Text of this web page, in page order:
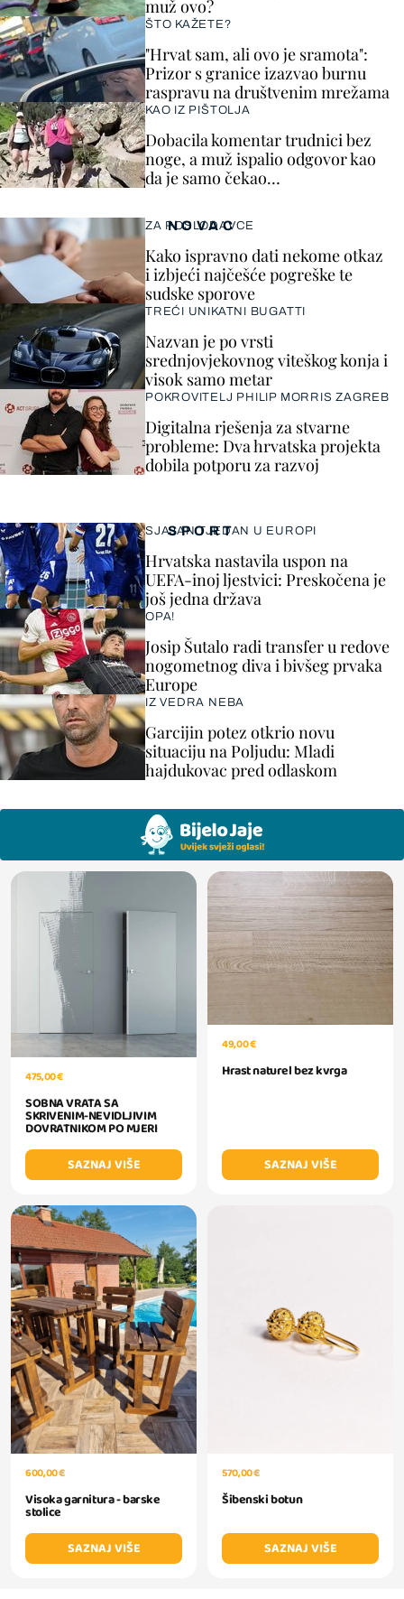
muž ovo?
ŠTO KAŽETE?
"Hrvat sam, ali ovo je sramota":
Prizor s granice izazvao burnu
raspravu na društvenim mrežama
KAO IZ PIŠTOLJA
Dobacila komentar trudnici bez
noge, a muž ispalio odgovor kao
da je samo čekao…
SPORT
SJAJAN TJEDAN U EUROPI
Hrvatska nastavila uspon na
UEFA-inoj ljestvici: Preskočena je
još jedna država
OPA!
Josip Šutalo radi transfer u redove
nogometnog diva i bivšeg prvaka
Europe
IZ VEDRA NEBA
Garcijin potez otkrio novu
situaciju na Poljudu: Mladi
hajdukovac pred odlaskom
NOVAC
ZA POSLODAVCE
Kako ispravno dati nekome otkaz
i izbjeći najčešće pogreške te
sudske sporove
TREĆI UNIKATNI BUGATTI
Nazvan je po vrsti
srednjovjekovnog viteškog konja i
visok samo metar
POKROVITELJ PHILIP MORRIS ZAGREB
Digitalna rješenja za stvarne
probleme: Dva hrvatska projekta
dobila potporu za razvoj
475,00 €
SOBNA VRATA SA
SKRIVENIM-NEVIDLJIVIM
DOVRATNIKOM PO MJERI
SAZNAJ VIŠE
49,00 €
Hrast naturel bez kvrga
SAZNAJ VIŠE
600,00 €
Visoka garnitura - barske
stolice
SAZNAJ VIŠE
570,00 €
Šibenski botun
SAZNAJ VIŠE